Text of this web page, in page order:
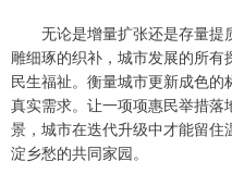
无论是增量扩张还是存量提
雕细琢的织补，城市发展的所
民生福祉。衡量城市更新成色
真实需求。让一项项惠民举措
景，城市在迭代升级中才能留
淀乡愁的共同家园。